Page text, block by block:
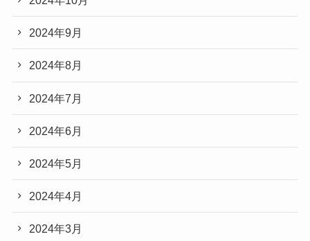
2024年9月
2024年8月
2024年7月
2024年6月
2024年5月
2024年4月
2024年3月